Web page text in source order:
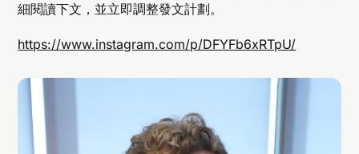
細閱讀下文，並立即調整發文計劃。
https://www.instagram.com/p/DFYFb6xRTpU/